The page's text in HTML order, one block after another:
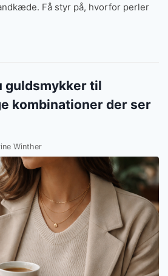
Få styr på, hvorfor perler
guldsmykker til
kombinationer der ser
Winther